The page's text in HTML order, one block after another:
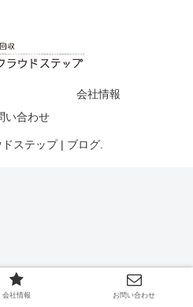
会社情報
い合わせ
ステップ | ブログ.
会社情報 お問い合わせ